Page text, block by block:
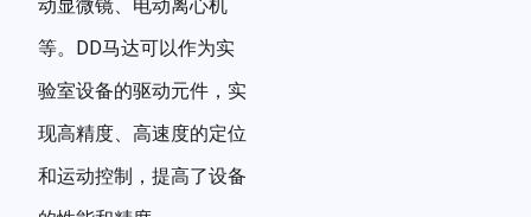
动显微镜、电动离心机
等。DD马达可以作为实
验室设备的驱动元件，实
现高精度、高速度的定位
和运动控制，提高了设备